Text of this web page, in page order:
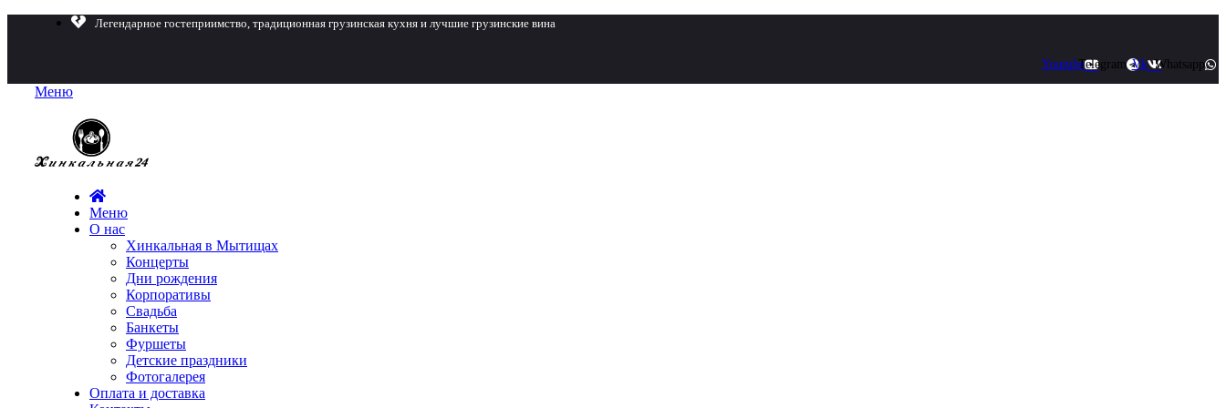
Легендарное гостеприимство, традиционная грузинская кухня и лучшие грузинские вина
YoutubeTelegram Vk Whatsapp
Меню
Меню
О нас
Хинкальная в Мытищах
Концерты
Дни рождения
Корпоративы
Свадьба
Банкеты
Фуршеты
Детские праздники
Фотогалерея
Оплата и доставка